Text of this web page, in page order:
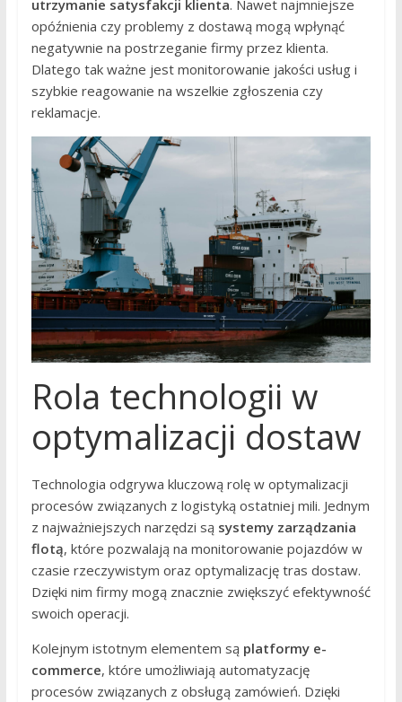
utrzymanie satysfakcji klienta. Nawet najmniejsze
opóźnienia czy problemy z dostawą mogą wpłynąć
negatywnie na postrzeganie firmy przez klienta.
Dlatego tak ważne jest monitorowanie jakości usług i
szybkie reagowanie na wszelkie zgłoszenia czy
reklamacje.
Rola technologii w
optymalizacji dostaw
Technologia odgrywa kluczową rolę w optymalizacji
procesów związanych z logistyką ostatniej mili. Jednym
z najważniejszych narzędzi są systemy zarządzania
flotą, które pozwalają na monitorowanie pojazdów w
czasie rzeczywistym oraz optymalizację tras dostaw.
Dzięki nim firmy mogą znacznie zwiększyć efektywność
swoich operacji.
Kolejnym istotnym elementem są platformy e-
commerce, które umożliwiają automatyzację
procesów związanych z obsługą zamówień. Dzięki